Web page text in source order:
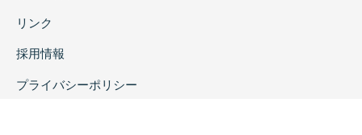
リンク
採用情報
プライバシーポリシー